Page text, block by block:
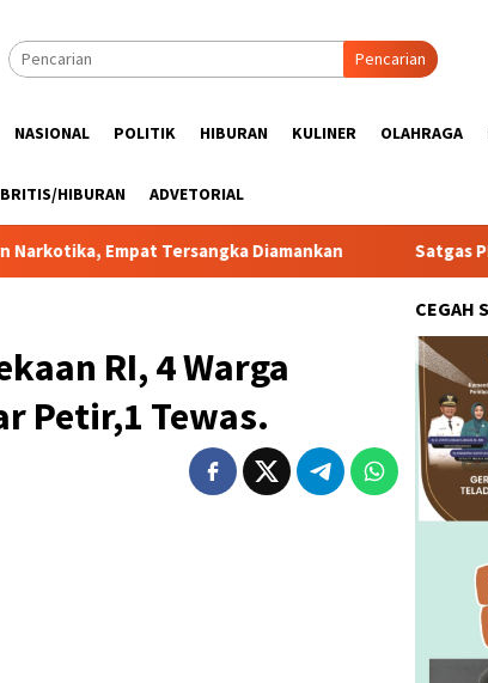
Pencarian
NASIONAL POLITIK HIBURAN KULINER OLAHRAGA
HIBURAN ADVETORIAL
Tersangka Diamankan Satgas PRR Pacu
RI, 4 Warga
Petir,1 Tewas.
CEGAH